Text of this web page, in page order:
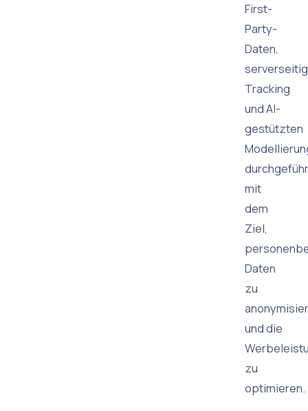
First-
Party-
Daten,
Tracking
und AI-
gestützten
mit
dem
Ziel,
Daten
zu
und die
zu
optimieren.